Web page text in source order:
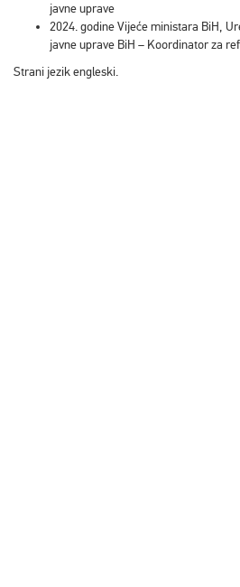
javne uprave
2024. godine Vijeće ministara BiH,
javne uprave BiH – Koordinator za
Strani jezik engleski.